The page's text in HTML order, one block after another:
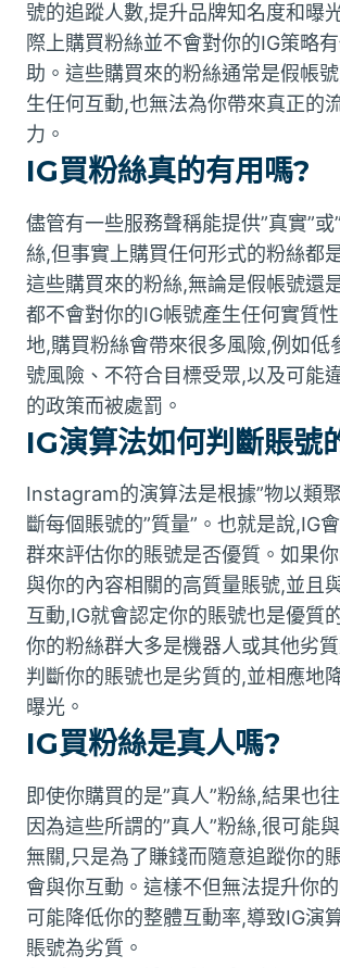
號的追蹤人數,提升品牌知名度和曝
際上購買粉絲並不會對你的IG策略
助。這些購買來的粉絲通常是假帳
生任何互動,也無法為你帶來真正的
力。
IG買粉絲真的有用嗎?
儘管有一些服務聲稱能提供”真實”或
絲,但事實上購買任何形式的粉絲都
這些購買來的粉絲,無論是假帳號還
都不會對你的IG帳號產生任何實質
地,購買粉絲會帶來很多風險,例如低
號風險、不符合目標受眾,以及可能
的政策而被處罰。
IG演算法如何判斷賬號
Instagram的演算法是根據”物以類
斷每個賬號的”質量”。也就是說,IG
群來評估你的賬號是否優質。如果
與你的內容相關的高質量賬號,並且
互動,IG就會認定你的賬號也是優質
你的粉絲群大多是機器人或其他劣
判斷你的賬號也是劣質的,並相應地
曝光。
IG買粉絲是真人嗎?
即使你購買的是”真人”粉絲,結果也
因為這些所謂的”真人”粉絲,很可能
無關,只是為了賺錢而隨意追蹤你的
會與你互動。這樣不但無法提升你
可能降低你的整體互動率,導致IG演
賬號為劣質。